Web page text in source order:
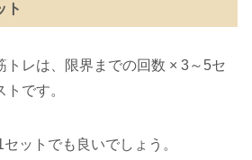
ト
トレは、限界までの回数 × 3～5セ
です。
ットでも良いでしょう。